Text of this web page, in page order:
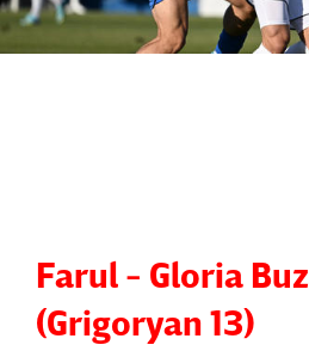
Farul - Gloria
(Grigoryan 13)